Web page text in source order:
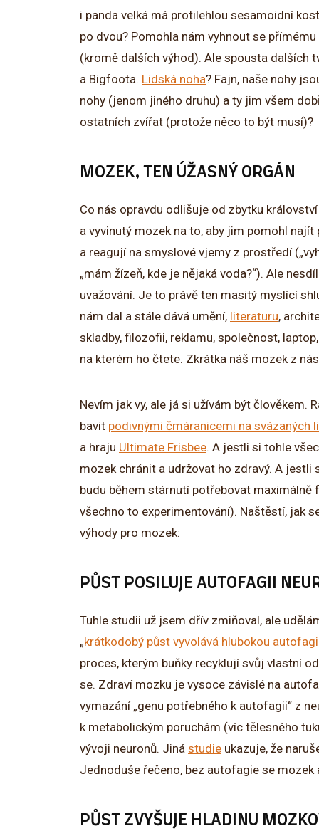
i panda velká má protilehlou sesamoidní
po dvou? Pomohla nám vyhnout se
(kromě dalších výhod). Ale spousta dalších
a Bigfoota. Lidská noha? Fajn, naše nohy
nohy (jenom jiného druhu) a ty jim všem
ostatních zvířat (protože něco to být musí)?
MOZEK, TEN ÚŽASNÝ ORGÁN
Co nás opravdu odlišuje od zbytku
a vyvinutý mozek na to, aby jim pomohl
a reagují na smyslové vjemy z prostředí
„mám žízeň, kde je nějaká voda?“). Ale
uvažování. Je to právě ten masitý myslící
nám dal a stále dává umění, literaturu,
skladby, filozofii, reklamu, společnost,
na kterém ho čtete. Zkrátka náš mozek z
Nevím jak vy, ale já si užívám být člověkem.
bavit podivnými čmáranicemi na svázaných
a hraju Ultimate Frisbee. A jestli si tohle
mozek chránit a udržovat ho zdravý. A jestli
budu během stárnutí potřebovat
všechno to experimentování). Naštěstí, jak
výhody pro mozek:
PŮST POSILUJE AUTOFAGII
Tuhle studii už jsem dřív zmiňoval, ale
„krátkodobý půst vyvolává hlubokou
proces, kterým buňky recyklují svůj vlastní
se. Zdraví mozku je vysoce závislé na
vymazání „genu potřebného k autofagii“ z
k metabolickým poruchám (víc tělesného
vývoji neuronů. Jiná studie ukazuje, že
Jednoduše řečeno, bez autofagie se mozek
PŮST ZVYŠUJE HLADINU